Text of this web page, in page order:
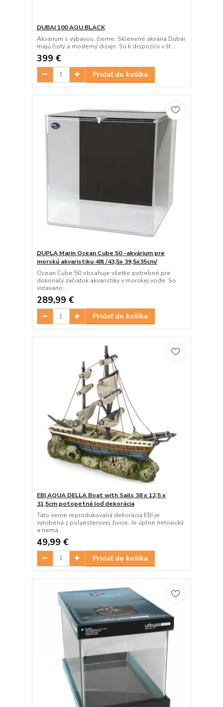
DUBAI 100 AQU.BLACK
Akvárium s výbavou, čierne. Sklenené akvária Dubai
majú čistý a moderný dizajn. Sú k dispozícii v št...
399 €
Pridať do košíka
DUPLA Marin Ocean Cube 50 -akvárium pre
morskú akvaristiku 48l /43,5x 39,5x35cm/
Ocean Cube 50 obsahuje všetko potrebné pre
dokonalý začiatok akvaristiky v morskej vode. So
vstavano...
289,99 €
Pridať do košíka
EBI AQUA DELLA Boat with Sails 38 x 12,5 x
31,5cm potopetná loď dekorácia
Táto verne reprodukovaná dekorácia EBI je
vyrobená z polyesterovej živice. Je úplne netoxický
a nemá...
49,99 €
Pridať do košíka